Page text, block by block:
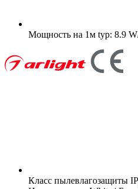
Мощность на 1м typ: 8.9
Класс пылевлагозащиты